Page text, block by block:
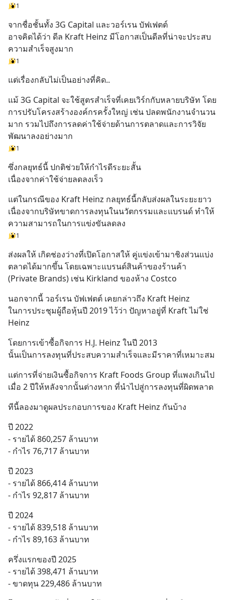
1
จากชื่อชั้นทั้ง 3G Capital และวอร์เรน บัฟเฟตต์
อาจคิดได้ว่า ดีล Kraft Heinz มีโอกาสเป็นดีลที่น่าจะประสบ
ความสำเร็จสูงมาก
1
แต่เรื่องกลับไม่เป็นอย่างที่คิด..
แม้ 3G Capital จะใช้สูตรสำเร็จที่เคยเวิร์กกับหลายบริษัท โดย
การปรับโครงสร้างองค์กรครั้งใหญ่ เช่น ปลดพนักงานจำนวน
มาก รวมไปถึงการลดค่าใช้จ่ายด้านการตลาดและการวิจัย
พัฒนาลงอย่างมาก
1
ซึ่งกลยุทธ์นี้ ปกติช่วยให้กำไรดีระยะสั้น
เนื่องจากค่าใช้จ่ายลดลงเร็ว
แต่ในกรณีของ Kraft Heinz กลยุทธ์นี้กลับส่งผลในระยะยาว
เนื่องจากบริษัทขาดการลงทุนในนวัตกรรมและแบรนด์ ทำให้
ความสามารถในการแข่งขันลดลง
1
ส่งผลให้ เกิดช่องว่างที่เปิดโอกาสให้ คู่แข่งเข้ามาชิงส่วนแบ่ง
ตลาดได้มากขึ้น โดยเฉพาะแบรนด์สินค้าของร้านค้า
(Private Brands) เช่น Kirkland ของห้าง Costco
นอกจากนี้ วอร์เรน บัฟเฟตต์ เคยกล่าวถึง Kraft Heinz
ในการประชุมผู้ถือหุ้นปี 2019 ไว้ว่า ปัญหาอยู่ที่ Kraft ไม่ใช่
Heinz
โดยการเข้าซื้อกิจการ H.J. Heinz ในปี 2013
นั้นเป็นการลงทุนที่ประสบความสำเร็จและมีราคาที่เหมาะสม
แต่การที่จ่ายเงินซื้อกิจการ Kraft Foods Group ที่แพงเกินไป
เมื่อ 2 ปีให้หลังจากนั้นต่างหาก ที่นำไปสู่การลงทุนที่ผิดพลาด
ทีนี้ลองมาดูผลประกอบการของ Kraft Heinz กันบ้าง
ปี 2022
- รายได้ 860,257 ล้านบาท
- กำไร 76,717 ล้านบาท
ปี 2023
- รายได้ 866,414 ล้านบาท
- กำไร 92,817 ล้านบาท
ปี 2024
- รายได้ 839,518 ล้านบาท
- กำไร 89,163 ล้านบาท
ครึ่งแรกของปี 2025
- รายได้ 398,471 ล้านบาท
- ขาดทุน 229,486 ล้านบาท